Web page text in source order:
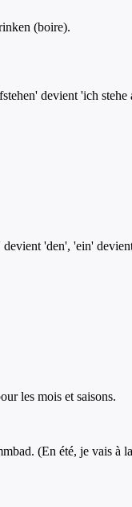
(boire).
devient 'ich stehe
'den', 'ein'
les mois et saisons.
(En été, je vais à